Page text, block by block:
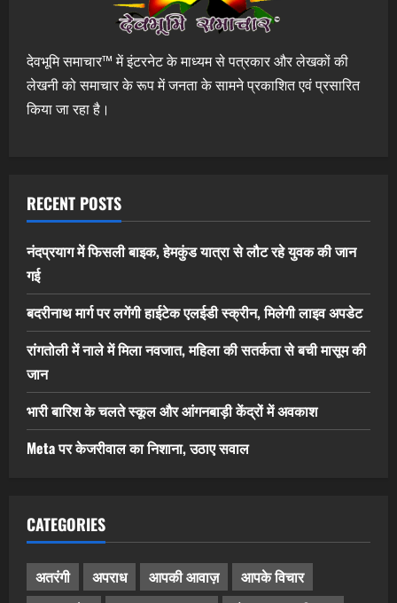
देवभूमि समाचार™ में इंटरनेट के माध्यम से पत्रकार और लेखकों की
लेखनी को समाचार के रूप में जनता के सामने प्रकाशित एवं प्रसारित
किया जा रहा है।
RECENT POSTS
नंदप्रयाग में फिसली बाइक, हेमकुंड यात्रा से लौट रहे युवक की जान
गई
बदरीनाथ मार्ग पर लगेंगी हाईटेक एलईडी स्क्रीन, मिलेगी लाइव अपडेट
रांगतोली में नाले में मिला नवजात, महिला की सतर्कता से बची मासूम की
जान
भारी बारिश के चलते स्कूल और आंगनबाड़ी केंद्रों में अवकाश
Meta पर केजरीवाल का निशाना, उठाए सवाल
CATEGORIES
अतरंगी अपराध आपकी आवाज़
आपके विचार